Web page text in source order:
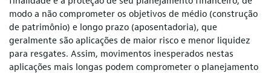
modo a não comprometer os objetivos de médio (construção
de patrimônio) e longo prazo (aposentadoria), que
geralmente são aplicações de maior risco e menor liquidez
para resgates. Assim, movimentos inesperados nestas
aplicações mais longas podem comprometer o planejamento